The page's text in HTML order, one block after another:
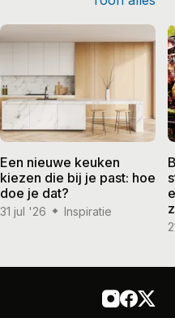
Een nieuwe keuken
kiezen die bij je past: hoe
doe je dat?
31 jul '26 Inspiratie